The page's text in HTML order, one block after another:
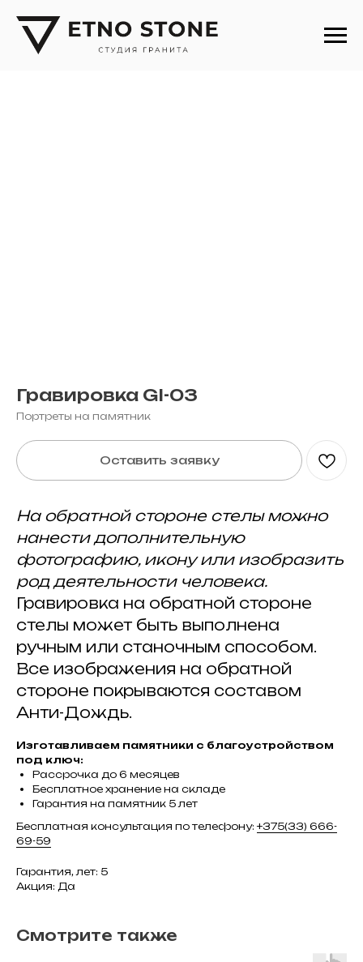
Гравировка GI-03
Портреты на памятник
Оставить заявку
На обратной стороне стелы можно
нанести дополнительную
фотографию, икону или изобразить
род деятельности человека.
Гравировка на обратной стороне
стелы может быть выполнена
ручным или станочным способом.
Все изображения на обратной
стороне покрываются составом
Анти-Дождь.
Изготавливаем памятники с благоустройством
под ключ:
Рассрочка до 6 месяцев
Бесплатное хранение на складе
Гарантия на памятник 5 лет
Бесплатная консультация по телефону: +375(33) 666-
69-59
Гарантия, лет: 5
Акция: Да
Смотрите также